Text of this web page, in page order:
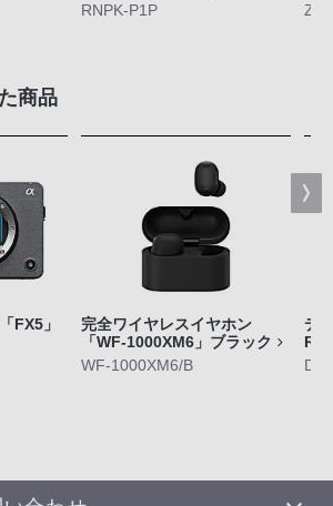
RNPK-P1P
ZV-
商品
FX5」
完全ワイヤレスイヤホン
「WF-1000XM6」ブラック
WF-1000XM6/B
デ